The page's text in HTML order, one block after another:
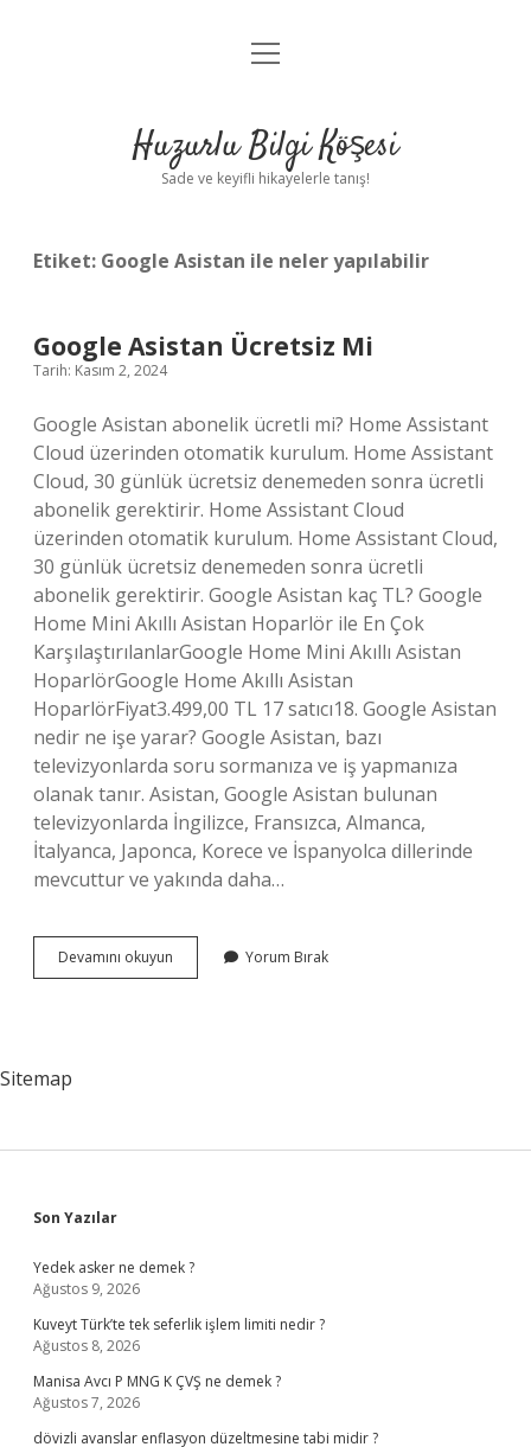
Anasayfa
Yasal Uyarı
menüyü
Huzurlu Bilgi Köşesi
Sade ve keyifli hikayelerle tanış!
Etiket: Google Asistan ile neler yapılabilir
Google Asistan Ücretsiz Mi
Tarih: Kasım 2, 2024
Google Asistan abonelik ücretli mi? Home Assistant
Cloud üzerinden otomatik kurulum. Home Assistant
Cloud, 30 günlük ücretsiz denemeden sonra ücretli
abonelik gerektirir. Home Assistant Cloud
üzerinden otomatik kurulum. Home Assistant Cloud,
30 günlük ücretsiz denemeden sonra ücretli
abonelik gerektirir. Google Asistan kaç TL? Google
Home Mini Akıllı Asistan Hoparlör ile En Çok
KarşılaştırılanlarGoogle Home Mini Akıllı Asistan
HoparlörGoogle Home Akıllı Asistan
HoparlörFiyat3.499,00 TL 17 satıcı18. Google Asistan
nedir ne işe yarar? Google Asistan, bazı
televizyonlarda soru sormanıza ve iş yapmanıza
olanak tanır. Asistan, Google Asistan bulunan
televizyonlarda İngilizce, Fransızca, Almanca,
İtalyanca, Japonca, Korece ve İspanyolca dillerinde
mevcuttur ve yakında daha…
Devamını okuyun
Asistan
Yorum Bırak
Sitemap
Sidebar
Son Yazılar
Yedek asker ne demek ?
Ağustos 9, 2026
Kuveyt Türk’te tek seferlik işlem limiti nedir ?
Ağustos 8, 2026
Manisa Avcı P MNG K ÇVŞ ne demek ?
Ağustos 7, 2026
dövizli avanslar enflasyon düzeltmesine tabi midir ?